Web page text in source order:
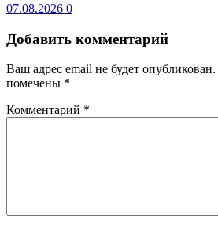
07.08.2026 0
Добавить комментарий
Ваш адрес email не будет опубликован.
помечены *
Комментарий *